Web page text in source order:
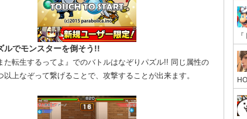
ルでモンスターを倒そう!!
た転生するってよ』でのバトルはなぞりパズル!! 同じ属性の
以上なぞって繋げることで、攻撃することが出来ます。